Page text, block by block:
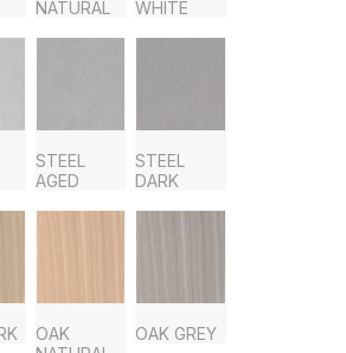
NATURAL
WHITE
STEEL
AGED
STEEL
DARK
OAK
OAK GREY